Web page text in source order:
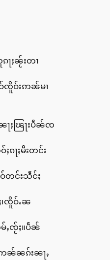
ႃႈၼႂ်းတၢ
ၸိူဝ်းဢၼ်မၢ
ႈၽြႃးပဵၼ်ၸ
ႃႈမီးတင်း
တင်းသဵင်ႈ
၊ၸိူဝ်ႉၼ
ႇၸႂ်ႈ။ပဵၼ်
ၼ်ၼၵ်းၼႃႇ